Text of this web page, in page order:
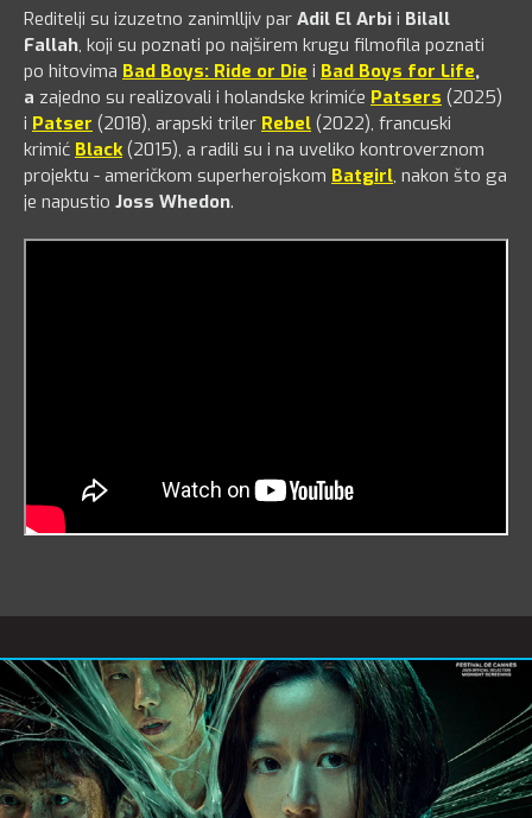
Reditelji su izuzetno zanimlljiv par Adil El Arbi i Bilall
Fallah, koji su poznati po najširem krugu filmofila poznati
po hitovima Bad Boys: Ride or Die i Bad Boys for Life,
a zajedno su realizovali i holandske krimiće Patsers (2025)
i Patser (2018), arapski triler Rebel (2022), francuski
krimić Black (2015), a radili su i na uveliko kontroverznom
projektu - američkom superherojskom Batgirl, nakon što ga
je napustio Joss Whedon.